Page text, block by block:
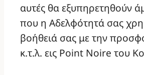
αυτές θα εξυπηρετηθούν
που η Αδελφότητά σας
βοήθειά σας με την
κ.τ.λ. εις Point Noire του